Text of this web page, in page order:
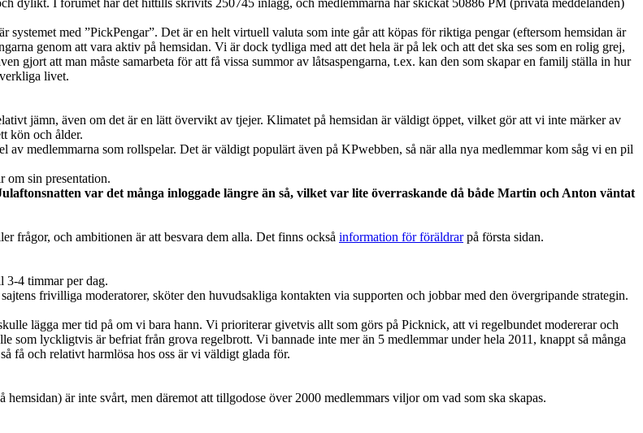
med ”PickPengar”. Det är en helt virtuell valuta som inte går att köpas för riktiga pengar (eftersom hemsidan är
genom att vara aktiv på hemsidan. Vi är dock tydliga med att det hela är på lek och att det ska ses som en rolig grej,
gjort att man måste samarbeta för att få vissa summor av låtsaspengarna, t.ex. kan den som skapar en familj ställa in hur
livet.
jämn, även om det är en lätt övervikt av tjejer. Klimatet på hemsidan är väldigt öppet, vilket gör att vi inte märker av
kön och ålder.
medlemmarna som rollspelar. Det är väldigt populärt även på KPwebben, så när alla nya medlemmar kom såg vi en pil
om sin presentation.
var det många inloggade längre än så, vilket var lite överraskande då både Martin och Anton väntat
frågor, och ambitionen är att besvara dem alla. Det finns också information för föräldrarpå första sidan.
4 timmar per dag.
frivilliga moderatorer, sköter den huvudsakliga kontakten via supporten och jobbar med den övergripande strategin.
lägga mer tid på om vi bara hann. Vi prioriterar givetvis allt som görs på Picknick, att vi regelbundet modererar och
lyckligtvis är befriat från grova regelbrott. Vi bannade inte mer än 5 medlemmar under hela 2011, knappt så många
få och relativt harmlösa hos oss är vi väldigt glada för.
är inte svårt, men däremot att tillgodose över 2000 medlemmars viljor om vad som ska skapas.